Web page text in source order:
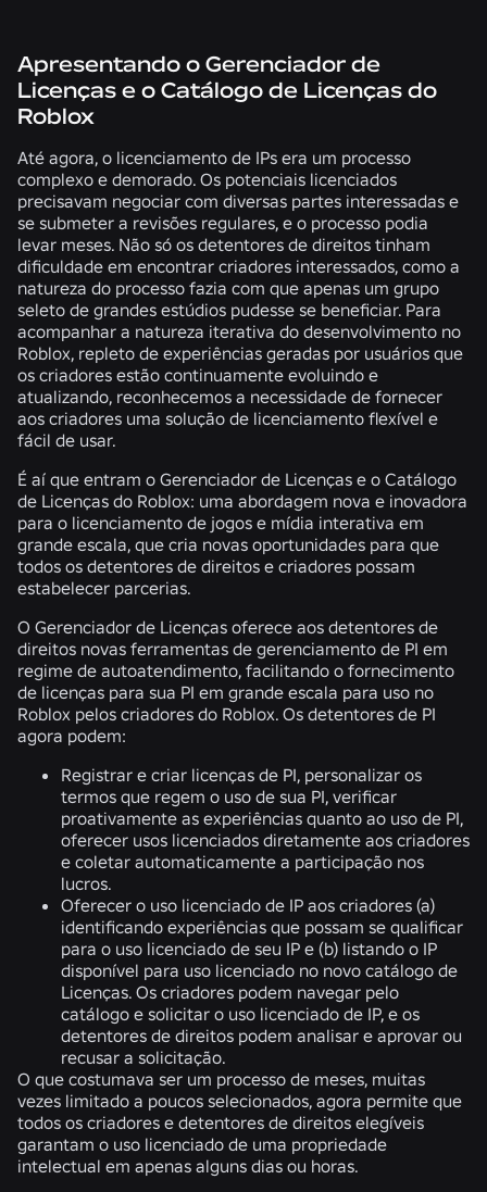
Apresentando o Gerenciador de
Licenças e o Catálogo de Licenças do
Roblox
Até agora, o licenciamento de IPs era um processo
complexo e demorado. Os potenciais licenciados
precisavam negociar com diversas partes interessadas e
se submeter a revisões regulares, e o processo podia
levar meses. Não só os detentores de direitos tinham
dificuldade em encontrar criadores interessados, como a
natureza do processo fazia com que apenas um grupo
seleto de grandes estúdios pudesse se beneficiar. Para
acompanhar a natureza iterativa do desenvolvimento no
Roblox, repleto de experiências geradas por usuários que
os criadores estão continuamente evoluindo e
atualizando, reconhecemos a necessidade de fornecer
aos criadores uma solução de licenciamento flexível e
fácil de usar.
É aí que entram o Gerenciador de Licenças e o Catálogo
de Licenças do Roblox: uma abordagem nova e inovadora
para o licenciamento de jogos e mídia interativa em
grande escala, que cria novas oportunidades para que
todos os detentores de direitos e criadores possam
estabelecer parcerias.
O Gerenciador de Licenças oferece aos detentores de
direitos novas ferramentas de gerenciamento de PI em
regime de autoatendimento, facilitando o fornecimento
de licenças para sua PI em grande escala para uso no
Roblox pelos criadores do Roblox. Os detentores de PI
agora podem:
Registrar e criar licenças de PI, personalizar os
termos que regem o uso de sua PI, verificar
proativamente as experiências quanto ao uso de PI,
oferecer usos licenciados diretamente aos criadores
e coletar automaticamente a participação nos
lucros.
Oferecer o uso licenciado de IP aos criadores (a)
identificando experiências que possam se qualificar
para o uso licenciado de seu IP e (b) listando o IP
disponível para uso licenciado no novo catálogo de
Licenças. Os criadores podem navegar pelo
catálogo e solicitar o uso licenciado de IP, e os
detentores de direitos podem analisar e aprovar ou
recusar a solicitação.
O que costumava ser um processo de meses, muitas
vezes limitado a poucos selecionados, agora permite que
todos os criadores e detentores de direitos elegíveis
garantam o uso licenciado de uma propriedade
intelectual em apenas alguns dias ou horas.